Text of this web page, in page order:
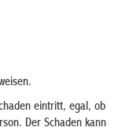
eintritt, egal, ob
Der Schaden kann